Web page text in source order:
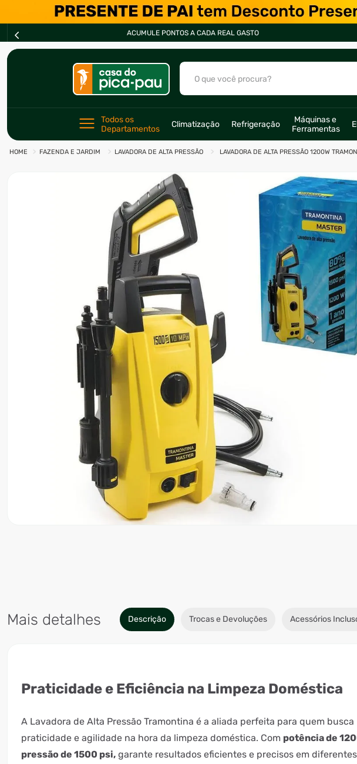
ACUMULE PONTOS A CADA REAL GASTO
O que você procura?
Todos os
Departamentos
Climatização Refrigeração
Máquinas e
Ferramentas
FAZENDA E JARDIM LAVADORA DE ALTA PRESSÃO LAVADORA DE ALTA PRESSÃO 1200W
Mais detalhes Descrição Trocas e Devoluções Acessórios
Praticidade e Eficiência na Limpeza Doméstica
A Lavadora de Alta Pressão Tramontina é a aliada perfeita para quem busca
praticidade e agilidade na hora da limpeza doméstica. Com potência de
pressão de 1500 psi, garante resultados eficientes e precisos em diferentes
2º
fogão
5
º
8º
9
10
climatizador